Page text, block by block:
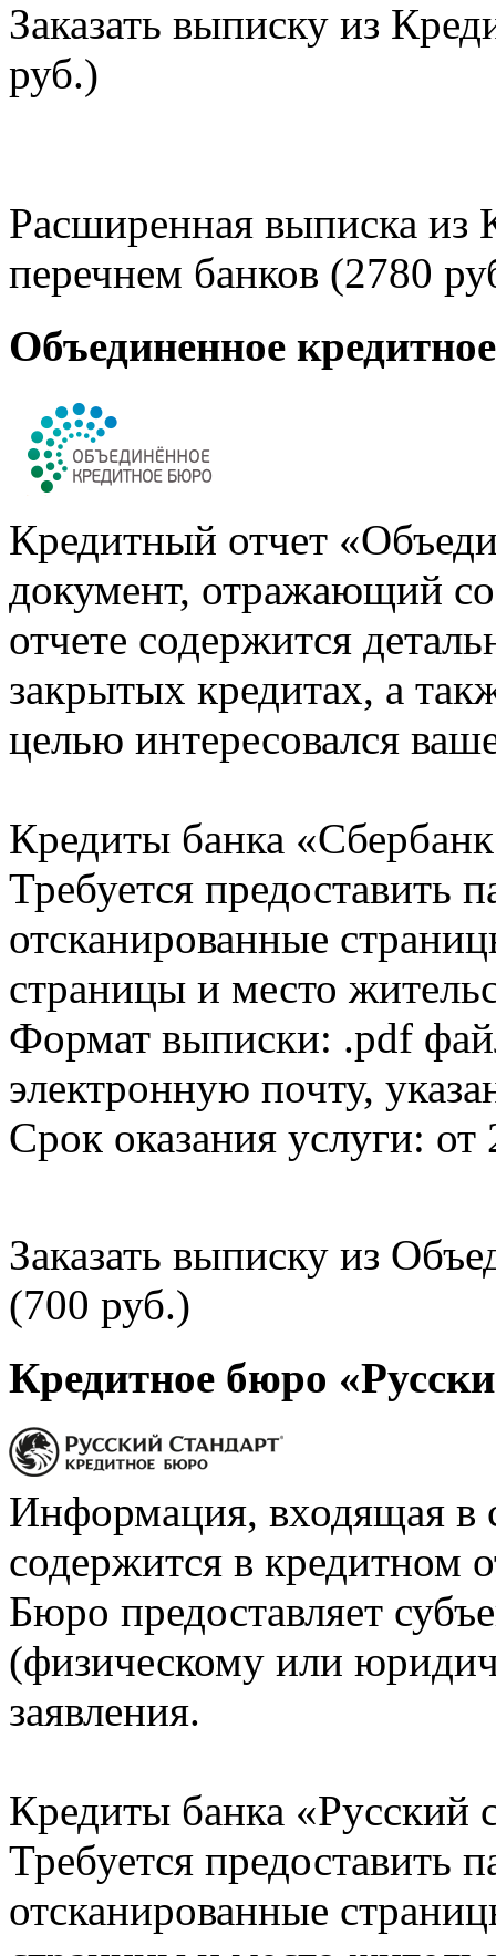
Заказать выписку из
руб.)
Расширенная выписка из
перечнем банков (2780
Объединенное
Кредитный отчет
документ, отражающий
отчете содержится
закрытых кредитах, а
целью интересовался
Кредиты банка
Требуется предоставить
отсканированные
страницы и место
Формат выписки: .pdf
электронную почту,
Срок оказания услуги: от
Заказать выписку из
(700 руб.)
Кредитное бюро
Информация, входящая в
содержится в кредитном
Бюро предоставляет
(физическому или
заявления.
Кредиты банка «Русский
Требуется предоставить
отсканированные